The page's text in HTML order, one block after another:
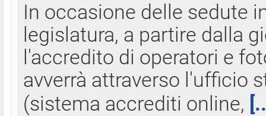
In occasione delle sedute
legislatura, a partire dalla
l'accredito di operatori e
avverrà attraverso l'ufficio
(sistema accrediti online,